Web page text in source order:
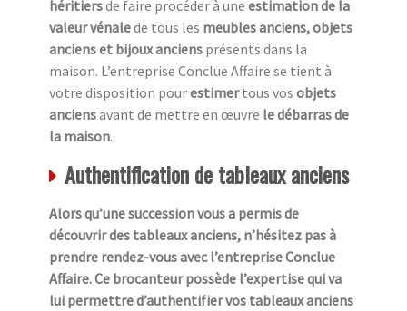
héritiersde faire procéder à une estimation de la
valeur vénalede tous les meubles anciens, objets
anciens et bijoux anciens présents dans la
maison. L’entreprise Conclue Affaire se tient à
votre disposition pourestimertous vos objets
anciensavant de mettre en œuvre le débarras de
la maison.
Authentification de tableaux anciens
Alors qu’une succession vous a permis de
découvrir des tableaux anciens, n’hésitez pas à
prendre rendez-vous avec l’entreprise Conclue
Affaire. Ce brocanteur possède l’expertise qui va
lui permettre d’authentifier vos tableaux anciens